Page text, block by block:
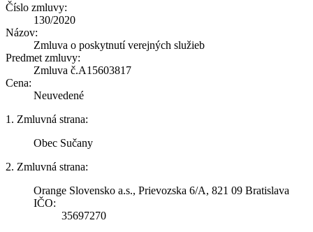
Číslo zmluvy:
130/2020
Názov:
Zmluva o poskytnutí verejných služieb
Predmet zmluvy:
Zmluva č.A15603817
Cena:
Neuvedené
1. Zmluvná strana:
Obec Sučany
2. Zmluvná strana:
Orange Slovensko a.s., Prievozska 6/A, 821 09 Bratislava
IČO:
35697270